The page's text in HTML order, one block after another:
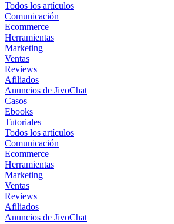
Todos los artículos
Comunicación
Ecommerce
Herramientas
Marketing
Ventas
Reviews
Afiliados
Anuncios de JivoChat
Casos
Ebooks
Tutoriales
Todos los artículos
Comunicación
Ecommerce
Herramientas
Marketing
Ventas
Reviews
Afiliados
Anuncios de JivoChat